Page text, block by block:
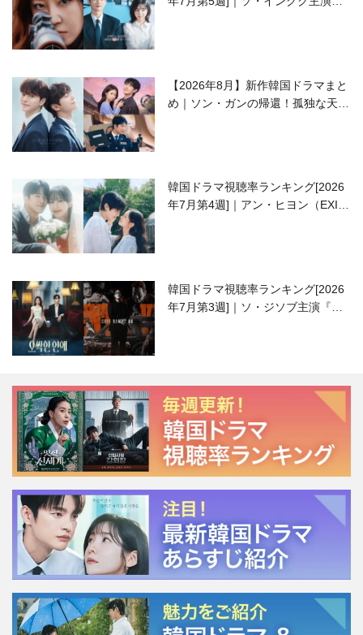
【2026年8月】新作韓国ドラマまと
め｜ソン・ガンの帰還！孤独な天才
韓国ドラマ視聴率ランキング[2026
年7月第4週]｜アン・ヒヨン（EXID
韓国ドラマ視聴率ランキング[2026
年7月第3週]｜ソ・ジソブ主演『エ